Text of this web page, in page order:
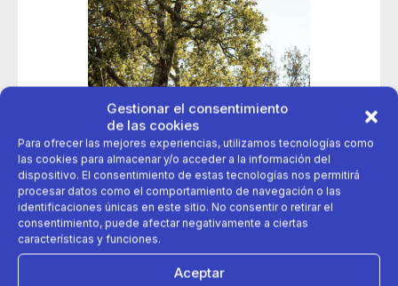
Gestionar el consentimiento
de las cookies
Para ofrecer las mejores experiencias, utilizamos tecnologías como
las cookies para almacenar y/o acceder a la información del
dispositivo. El consentimiento de estas tecnologías nos permitirá
procesar datos como el comportamiento de navegación o las
identificaciones únicas en este sitio. No consentir o retirar el
consentimiento, puede afectar negativamente a ciertas
características y funciones.
Aceptar